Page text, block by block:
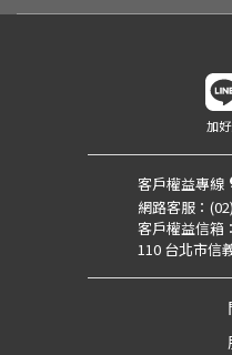
加
客戶權益專線
網路客服：
客戶權益信箱：
110 台北市信